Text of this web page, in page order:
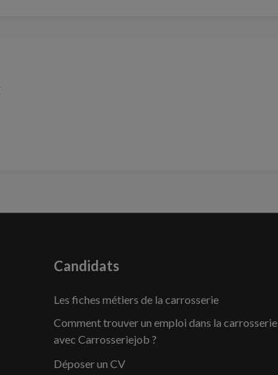
Candidats
Les fiches métiers de la carrosserie
Comment trouver un emploi dans la carrosserie
avec Carrosseriejob ?
Déposer un CV